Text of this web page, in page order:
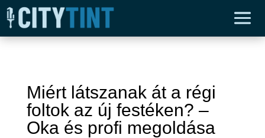
Miért látszanak át a régi
foltok az új festéken? –
Oka és profi megoldása